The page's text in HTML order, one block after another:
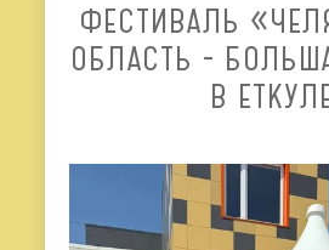
ФЕСТИВАЛЬ
ОБЛАСТЬ -
В